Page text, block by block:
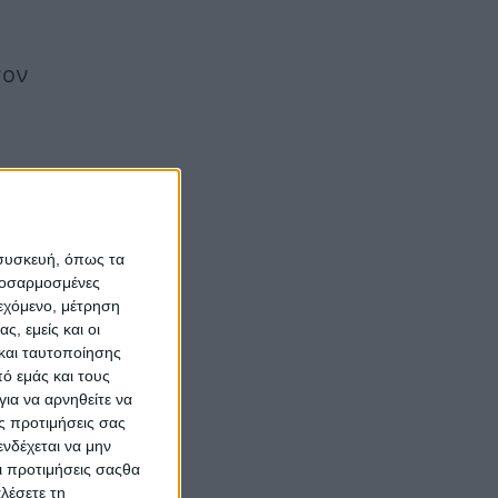
όπως τα
μέτρηση
εμείς και οι
ταυτοποίησης
εμάς και τους
να αρνηθείτε να
προτιμήσεις σας
να μην
προτιμήσεις σαςθα
τη